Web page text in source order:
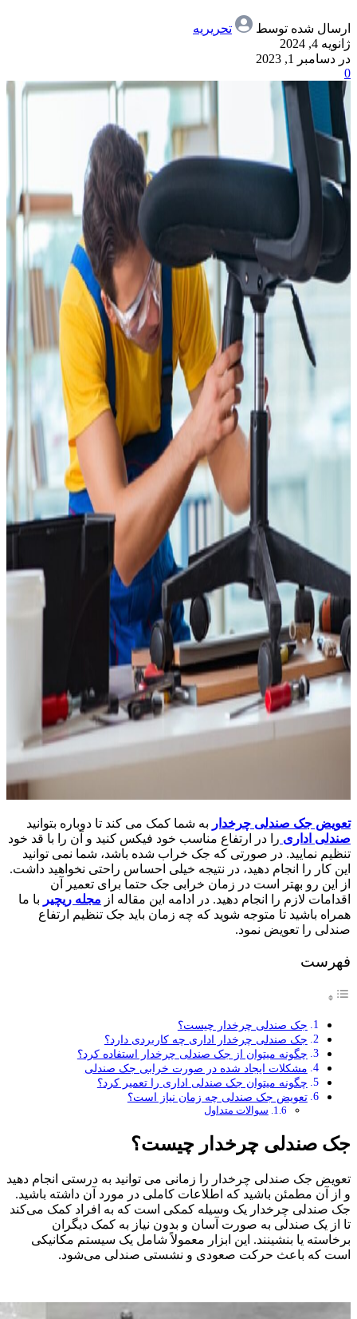
ارسال شده توسط
تحریریه
ژانویه 4, 2024
در دسامبر 1, 2023
0
تعویض جک صندلی چرخدار به شما کمک می کند تا دوباره بتوانید
صندلی اداری را در ارتفاع مناسب خود فیکس کنید و آن را با قد خود
تنظیم نمایید. در صورتی که جک خراب شده باشد، شما نمی توانید
این کار را انجام دهید، در نتیجه خیلی احساس راحتی نخواهید داشت.
از این رو بهتر است در زمان خرابی جک حتما برای تعمیر آن
اقدامات لازم را انجام دهید. در ادامه این مقاله از مجله ریچیر با ما
همراه باشید تا متوجه شوید که چه زمان باید جک تنظیم ارتفاع
صندلی را تعویض نمود.
فهرست
جک صندلی چرخدار چیست؟
جک صندلی چرخدار اداری چه کاربردی دارد؟
چگونه میتوان از جک صندلی چرخدار استفاده کرد؟
مشکلات ایجاد شده در صورت خرابی جک صندلی
چگونه میتوان جک صندلی اداری را تعمیر کرد؟
تعویض جک صندلی چه زمان نیاز است؟
سوالات متداول
جک صندلی چرخدار چیست؟
تعویض جک صندلی چرخدار را زمانی می توانید به درستی انجام دهید
و از آن مطمئن باشید که اطلاعات کاملی در مورد آن داشته باشید.
جک صندلی چرخدار یک وسیله کمکی است که به افراد کمک می‌کند
تا از یک صندلی به صورت آسان و بدون نیاز به کمک دیگران
برخاسته یا بنشینند. این ابزار معمولاً شامل یک سیستم مکانیکی
است که باعث حرکت صعودی و نشستی صندلی می‌شود.